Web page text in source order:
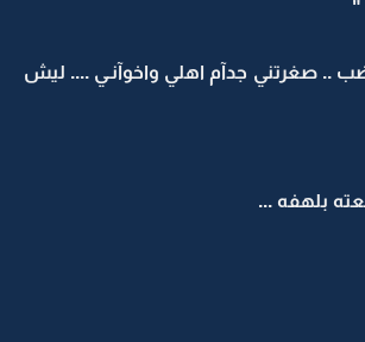
"
.. صغرتني جدآم اهلي واخوآنـي .... ليش
بلهفه ...